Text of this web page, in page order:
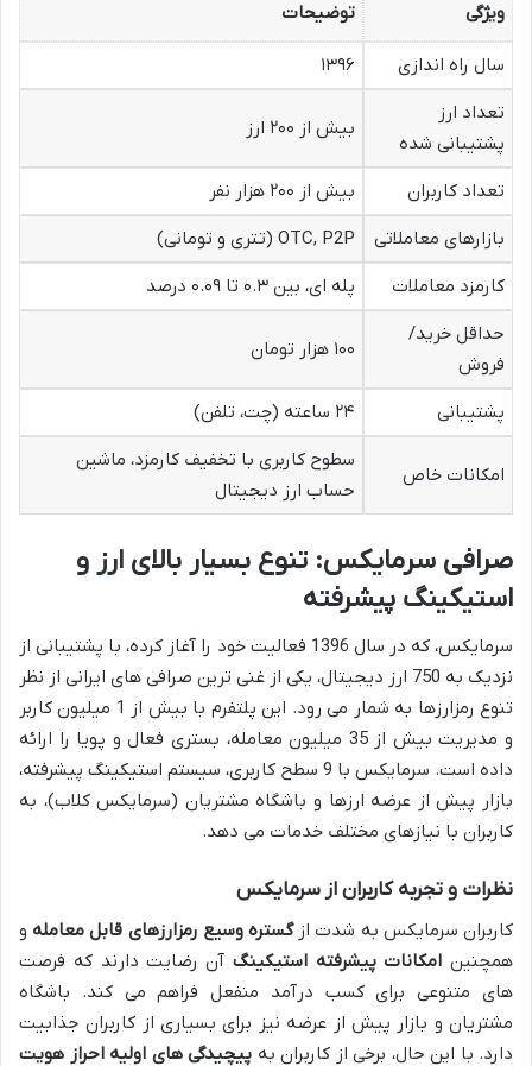
ویژگی توضیحات
سال راه اندازی
۱۳۹۶
تعداد ارز
پشتیبانی شده
بیش از ۲۰۰ ارز
تعداد کاربران
بیش از ۲۰۰ هزار نفر
بازارهای معاملاتی
OTC, P2P (تتری و تومانی)
کارمزد معاملات
پله ای، بین ۰.۳ تا ۰.۰۹ درصد
حداقل خرید/
فروش
۱۰۰ هزار تومان
پشتیبانی ۲۴ ساعته (چت، تلفن)
امکانات خاص
سطوح کاربری با تخفیف کارمزد، ماشین
حساب ارز دیجیتال
صرافی سرمایکس: تنوع بسیار بالای ارز و
استیکینگ پیشرفته
سرمایکس، که در سال 1396 فعالیت خود را آغاز کرده، با پشتیبانی از
نزدیک به 750 ارز دیجیتال، یکی از غنی ترین صرافی های ایرانی از نظر
تنوع رمزارزها به شمار می رود. این پلتفرم با بیش از 1 میلیون کاربر
و مدیریت بیش از 35 میلیون معامله، بستری فعال و پویا را ارائه
داده است. سرمایکس با 9 سطح کاربری، سیستم استیکینگ پیشرفته،
بازار پیش از عرضه ارزها و باشگاه مشتریان (سرمایکس کلاب)، به
کاربران با نیازهای مختلف خدمات می دهد.
نظرات و تجربه کاربران از سرمایکس
کاربران سرمایکس به شدت ازگستره وسیع رمزارزهای قابل معامله و
همچنین امکانات پیشرفته استیکینگ آن رضایت دارند که فرصت
های متنوعی برای کسب درآمد منفعل فراهم می کند. باشگاه
مشتریان و بازار پیش از عرضه نیز برای بسیاری از کاربران جذابیت
دارد. با این حال، برخی از کاربران به پیچیدگی های اولیه احراز هویت